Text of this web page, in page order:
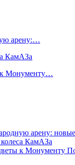
арену:…
КамАЗа
к Монументу…
арену:
КамАЗа
к Монументу